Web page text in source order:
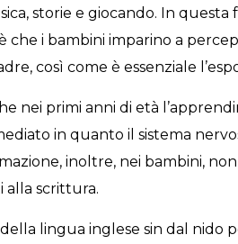
storie e giocando. In questa
che i bambini imparino a
così come è essenziale
nei primi anni di età
in quanto il sistema
inoltre, nei bambini,
alla scrittura.
lingua inglese sin dal nido